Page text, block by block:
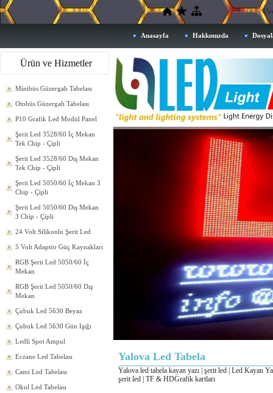
Üye Ol
Anasayfa Hakkımızda
Ürün ve Hizmetler
Minibüs Güzergah Tabelası
Otobüs Güzergah Tabelası
P10 Grafik Led Modül Panel
Şerit Led 3528/60 İç Mekan
Tek Chip - Çipli
Şerit Led 3528/60 Dış Mekan
Tek Chip - Çipli
Şerit Led 5050/60 İç Mekan 3
Chip - Çipli
Şerit Led 5050/60 Dış Mekan
3 Chip - Çipli
24 Volt Silikonlu Şerit Led
5 Volt Adaptör Güç Kaynakları
RGB Şerit Led 5050/60 İç
Mekan
RGB Şerit Led 5050/60 Dış
Mekan
Çubuk Led 5630 Beyaz
Çubuk Led 5630 Gün Işığı
Ledli Spot Ampul
Eczane Led Tabelası
Cami Led Tabelası
Okul Led Tabelası
Yalova Led Tabela
Yalova led tabela kayan yazı | şerit led | Led Kayan
şerit led | TF & HDGrafik kartları